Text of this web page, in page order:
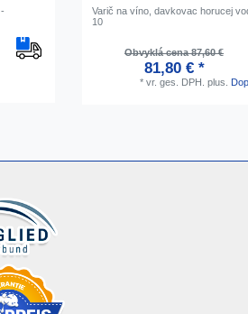
Varič na víno, davkovac horucej
10
Obvyklá cena 87,60 €
81,80 € *
* vr. ges. DPH. plus.